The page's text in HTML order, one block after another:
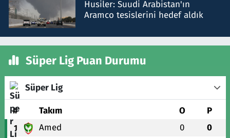
Husiler: Suudi Arabistan'ın
Aramco tesislerini hedef aldık
Süper Lig Puan Durumu
Süper Lig
# Takım O P
1 Amed 0 0